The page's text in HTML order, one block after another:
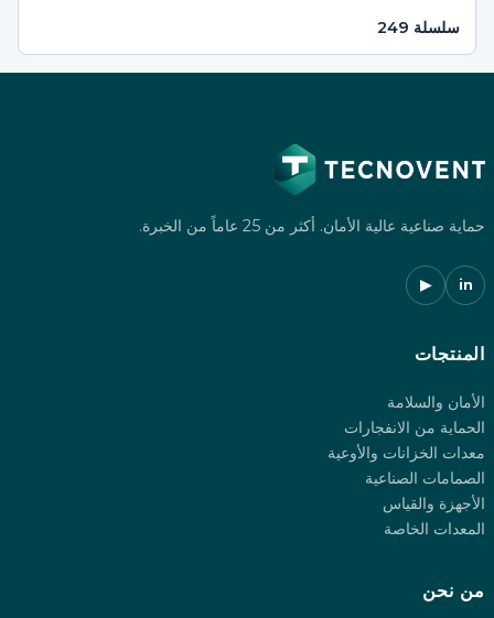
سلسلة 249
حماية صناعية عالية الأمان. أكثر من 25 عاماً من الخبرة.
in
▶
المنتجات
الأمان والسلامة
الحماية من الانفجارات
معدات الخزانات والأوعية
الصمامات الصناعية
الأجهزة والقياس
المعدات الخاصة
من نحن